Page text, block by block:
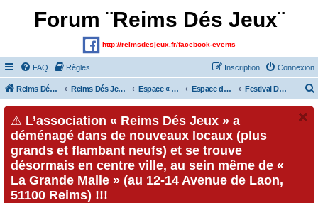
Forum ¨Reims Dés Jeux¨
http://reimsdesjeux.fr/facebook-events
FAQ Règles Connexion
Inscription
Reims Dés Jeux (Site) Reims Dés Jeux (Forum) Espace « Visiteurs » et inscrits au forum Espace dédié au « Festival Dés Jeux», organisé par l'association « Reims Dés Jeux » !!! Festival Dés Jeux 2017
⚠ L’association « Reims Dés Jeux » a
déménagé dans de nouveaux locaux (plus
grands et flambant neufs) et se trouve
désormais en centre ville, au sein même de «
La Grande Malle » (au 12-14 Avenue de Laon,
51100 Reims) !!!